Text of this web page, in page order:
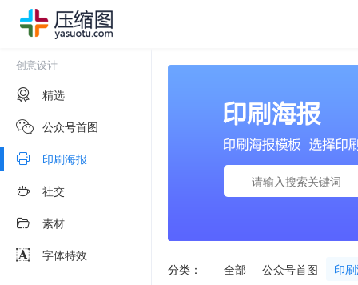
创意设计
精选
公众号首图
印刷海报
社交
素材
字体特效
分类： 全部 公众号首图 印